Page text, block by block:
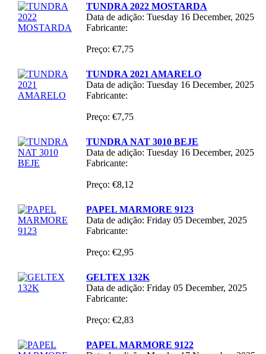
TUNDRA 2022 MOSTARDA
Data de adição: Tuesday 16 December, 2025
Fabricante:
Preço: €7,75
TUNDRA 2021 AMARELO
Data de adição: Tuesday 16 December, 2025
Fabricante:
Preço: €7,75
TUNDRA NAT 3010 BEJE
Data de adição: Tuesday 16 December, 2025
Fabricante:
Preço: €8,12
PAPEL MARMORE 9123
Data de adição: Friday 05 December, 2025
Fabricante:
Preço: €2,95
GELTEX 132K
Data de adição: Friday 05 December, 2025
Fabricante:
Preço: €2,83
PAPEL MARMORE 9122